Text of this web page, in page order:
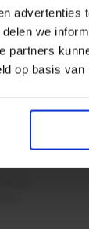
we
partners
op basis
01 50kN 4mm